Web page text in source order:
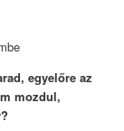
egyelőre az
mozdul,